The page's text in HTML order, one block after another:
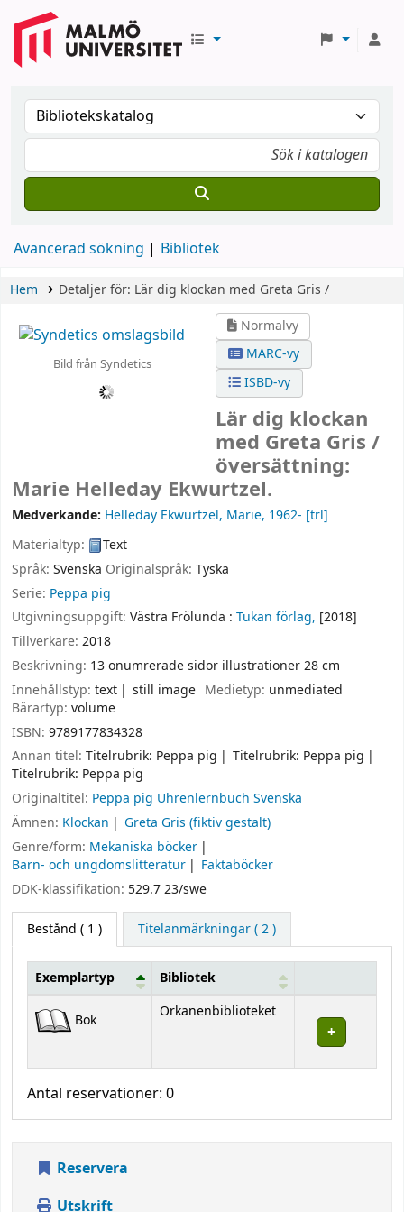
Avancerad sökning Bibliotek
Hem Detaljer för: Lär dig klockan med Greta Gris /
Bild från Syndetics
Normalvy
MARC-vy
ISBD-vy
Lär dig klockan
med Greta Gris /
översättning:
Marie Helleday Ekwurtzel.
Medverkande: Helleday Ekwurtzel, Marie, 1962- [trl]
Materialtyp:
Text
Språk: Svenska Originalspråk: Tyska
Serie: Peppa pig
Utgivningsuppgift: Västra Frölunda : Tukan förlag, [2018]
Tillverkare: 2018
Beskrivning: 13 onumrerade sidor illustrationer 28 cm
Innehållstyp: text still image Medietyp: unmediated
Bärartyp: volume
ISBN: 9789177834328
Annan titel: Titelrubrik: Peppa pig
Titelrubrik: Peppa pig
Titelrubrik: Peppa pig
Originaltitel: Peppa pig Uhrenlernbuch Svenska
Ämnen: Klockan
Greta Gris (fiktiv gestalt)
Genre/form: Mekaniska böcker
Barn- och ungdomslitteratur
Faktaböcker
DDK-klassifikation: 529.7 23/swe
Bestånd ( 1 ) Titelanmärkningar ( 2 )
Bestånd
Exemplartyp Bibliotek
Bok Orkanenbiblioteket
Antal reservationer: 0
Reservera
Utskrift